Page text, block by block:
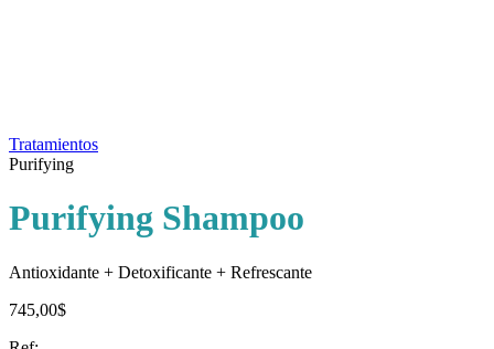
Tratamientos
Purifying
Purifying Shampoo
Antioxidante + Detoxificante + Refrescante
745,00$